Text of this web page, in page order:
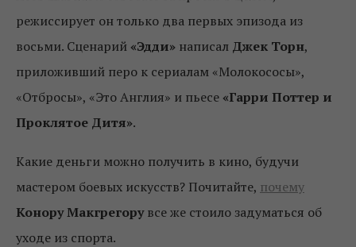
режиссирует он только два первых эпизода из
восьми. Сценарий «Эдди» написал Джек Торн,
приложивший перо к сериалам «Молокососы»,
«Отбросы», «Это Англия» и пьесе «Гарри Поттер и
Проклятое Дитя».
Какие деньги можно получить в кино, будучи
мастером боевых искусств? Почитайте, почему
Конору Макгрегорувсе же стоило задуматься об
уходе из спорта.